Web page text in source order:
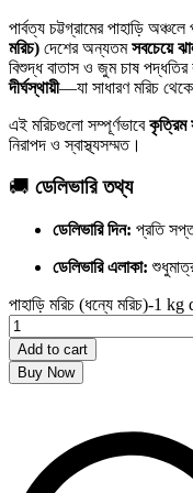
পার্বত্য চট্টগ্রামের পাহাড়ি
মরিচ) দেশের অন্যতমসবচেয়ে
বিশুদ্ধ বাতাস ও জুম চাষ
দীর্ঘস্থায়ী—যা সাধারণ মরিচ
এই মরিচগুলো সম্পূর্ণভাবেকৃত্রিম
নিরাপদ ও স্বাস্থ্যসম্মত।
🚚 ডেলিভারি তথ্য
ডেলিভারি দিন: প্রতি
ডেলিভারি এলাকা:
পাহাড়ি মরিচ (ধন্যে মরিচ)-1
Add to cart
Buy Now